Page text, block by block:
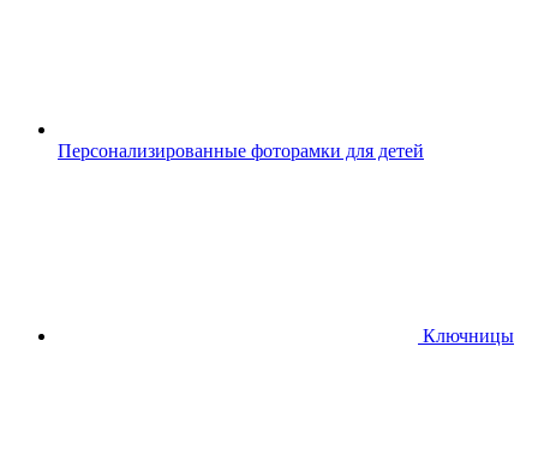
Персонализированные фоторамки для детей
Ключницы